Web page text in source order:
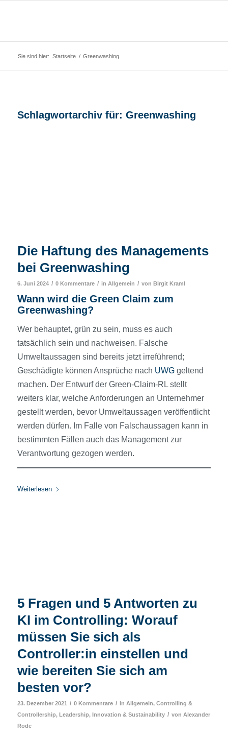
Sie sind hier: Startseite / Greenwashing
Schlagwortarchiv für: Greenwashing
Die Haftung des Managements
bei Greenwashing
6. Juni 2024 / 0 Kommentare / in Allgemein / von Birgit Kraml
Wann wird die Green Claim zum
Greenwashing?
Wer behauptet, grün zu sein, muss es auch
tatsächlich sein und nachweisen. Falsche
Umweltaussagen sind bereits jetzt irreführend;
Geschädigte können Ansprüche nach UWGgeltend
machen. Der Entwurf der Green-Claim-RL stellt
weiters klar, welche Anforderungen an Unternehmer
gestellt werden, bevor Umweltaussagen veröffentlicht
werden dürfen. Im Falle von Falschaussagen kann in
bestimmten Fällen auch das Management zur
Verantwortung gezogen werden.
Weiterlesen
5 Fragen und 5 Antworten zu
KI im Controlling: Worauf
müssen Sie sich als
Controller:in einstellen und
wie bereiten Sie sich am
besten vor?
23. Dezember 2021 / 0 Kommentare / in Allgemein, Controlling &
Controllership, Leadership, Innovation & Sustainability / von Alexander
Rode